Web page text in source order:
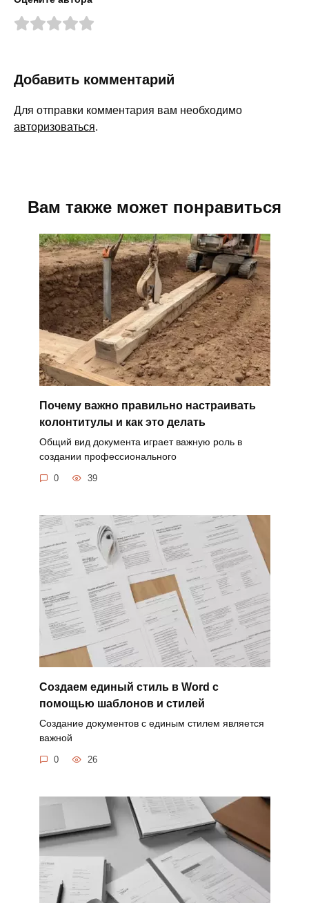
Добавить комментарий
Для отправки комментария вам необходимо
авторизоваться.
Вам также может понравиться
Почему важно правильно настраивать
колонтитулы и как это делать
Общий вид документа играет важную роль в
создании профессионального
0 39
Создаем единый стиль в Word с
помощью шаблонов и стилей
Создание документов с единым стилем является
важной
0 26